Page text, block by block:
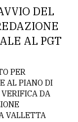
DEL
AL PGT
PER
AL PIANO DI
DA
VALLETTA